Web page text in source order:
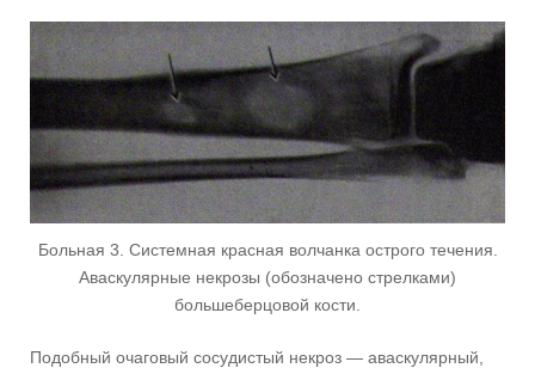
Больная 3. Системная красная волчанка острого течения.
Аваскулярные некрозы (обозначено стрелками)
большеберцовой кости.
Подобный очаговый сосудистый некроз — аваскулярный,